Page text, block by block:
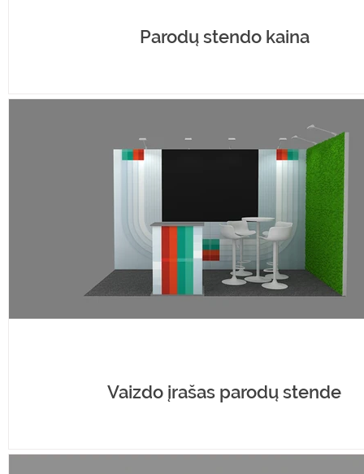
Parodų stendo kaina
Vaizdo įrašas parodų stende